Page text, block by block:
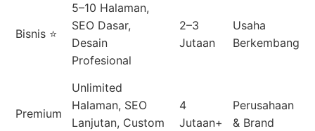
Bisnis ⭐
5–10 Halaman,
SEO Dasar,
Desain
Profesional
2–3
Jutaan
Usaha
Berkembang
Premium
Unlimited
Halaman, SEO
Lanjutan, Custom
4
Jutaan+
Perusahaan
& Brand